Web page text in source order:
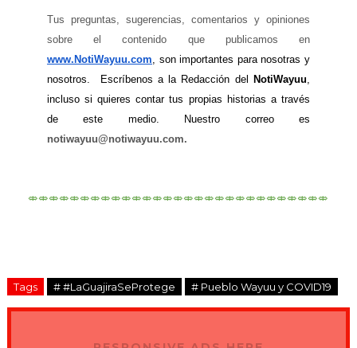
Tus preguntas, sugerencias, comentarios y opiniones
sobre el contenido que publicamos en
www.NotiWayuu.com , son importantes para nosotras y
nosotros.  Escríbenos a la Redacción del NotiWayuu
incluso si quieres contar tus propias historias a través
de este medio. Nuestro correo es
notiwayuu@notiwayuu.com.
⤄⤄⤄⤄⤄⤄⤄⤄⤄⤄⤄⤄⤄⤄⤄⤄⤄⤄⤄⤄⤄⤄⤄⤄⤄⤄⤄⤄⤄
Tags # #LaGuajiraSeProtege # Pueblo Wayuu y COVID19